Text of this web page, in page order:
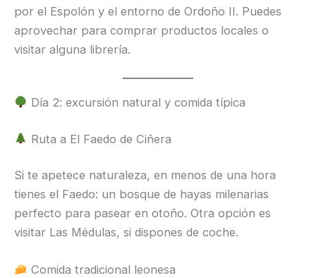
por el Espolón y el entorno de Ordoño II. Puedes
aprovechar para comprar productos locales o
visitar alguna librería.
Día 2: excursión natural y comida típica
Ruta a El Faedo de Ciñera
Si te apetece naturaleza, en menos de una hora
tienes el Faedo: un bosque de hayas milenarias
perfecto para pasear en otoño. Otra opción es
visitar Las Médulas, si dispones de coche.
Comida tradicional leonesa